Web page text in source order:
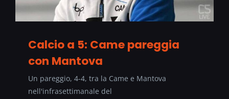
Calcio a 5: Came pareggia
con Mantova
Un pareggio, 4-4, tra la Came e Mantova
nell'infrasettimanale del